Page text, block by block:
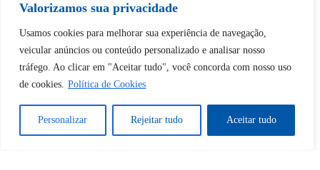
Valorizamos sua privacidade
Usamos cookies para melhorar sua experiência de navegação,
veicular anúncios ou conteúdo personalizado e analisar nosso
tráfego. Ao clicar em "Aceitar tudo", você concorda com nosso uso
de cookies. Política de Cookies
Personalizar Rejeitar tudo Aceitar tudo
Tem certeza de que deseja
desbloquear esta publicação?
Desbloquear esquerda : 0